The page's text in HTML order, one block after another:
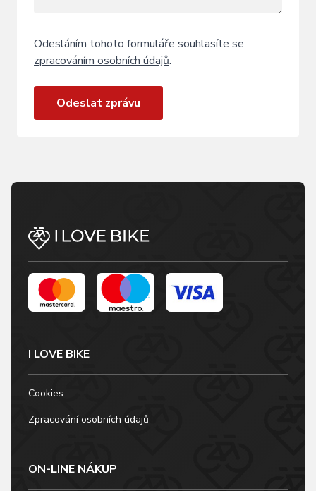
Odesláním tohoto formuláře souhlasíte se
zpracováním osobních údajů.
Odeslat zprávu
I LOVE BIKE
Cookies
Zpracování osobních údajů
ON-LINE NÁKUP